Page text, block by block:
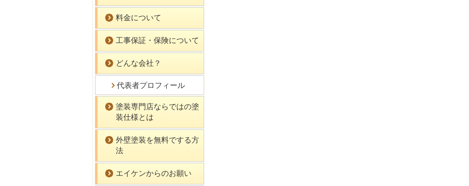
料金について
工事保証・保険について
どんな会社？
代表者プロフィール
塗装専門店ならではの塗
装仕様とは
外壁塗装を無料でする方
法
エイケンからのお願い